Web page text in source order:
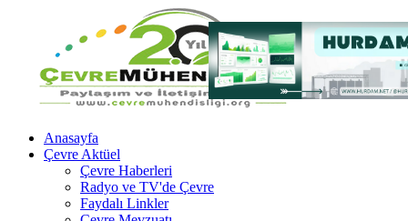
Anasayfa
Çevre Aktüel
Çevre Haberleri
Radyo ve TV'de Çevre
Faydalı Linkler